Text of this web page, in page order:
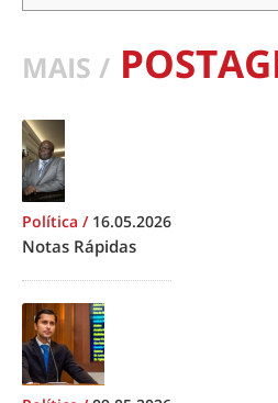
MAIS /
Política / 16.05.2026
Notas Rápidas